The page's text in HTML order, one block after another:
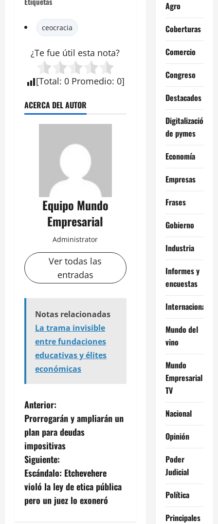
ceocracia
¿Te fue útil esta nota?
[Total: 0 Promedio: 0]
ACERCA DEL AUTOR
Equipo Mundo
Empresarial
Administrator
Ver todas las
entradas
Notas relacionadas
La trama invisible
entre fundaciones
educativas y élites
económicas
N
a
v
e
g
a
Anterior:
Prorrogarán y ampliarán un
plan para deudas
impositivas
Siguiente:
Escándalo: Etchevehere
violó la ley de etica pública
pero un juez lo exoneró
Agro
Coberturas
Comercio
Congreso
Destacados
Digitalización
de pymes
Economía
Empresas
Frases
Gobierno
Industria
Informes y
encuestas
Internacional
Mundo del
vino
Mundo
Empresarial
TV
Nacional
Opinión
Poder
Judicial
Política
Principales